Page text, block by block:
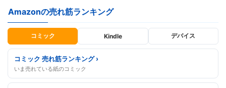
Amazonの売れ筋ランキング
コミック Kindle デバイス
コミック 売れ筋ランキング ›
いま売れている紙のコミック